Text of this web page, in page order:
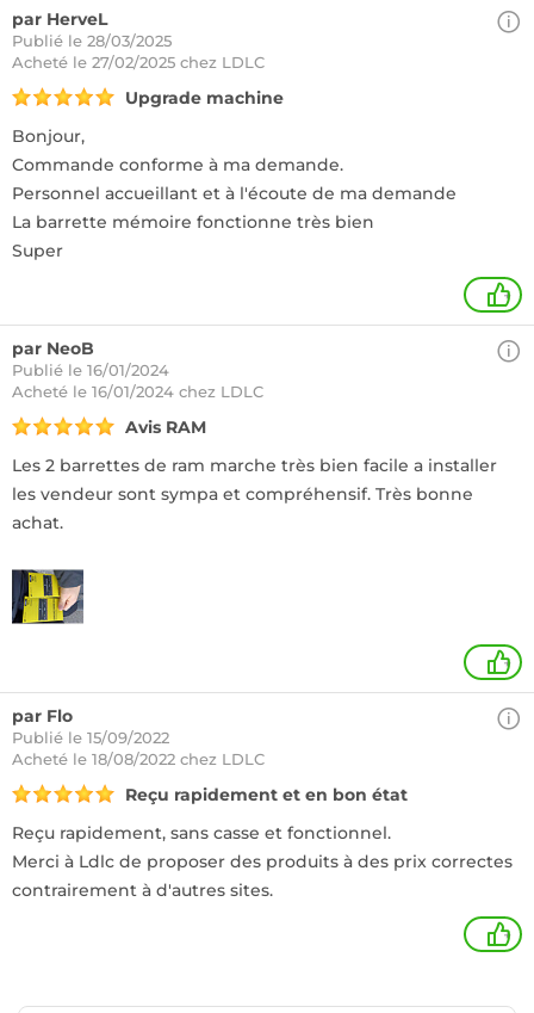
par HerveL
Publié le 28/03/2025
Acheté le 27/02/2025 chez LDLC
Upgrade machine
Bonjour,
Commande conforme à ma demande.
Personnel accueillant et à l'écoute de ma demande
La barrette mémoire fonctionne très bien
Super
+
par NeoB
Publié le 16/01/2024
Acheté le 16/01/2024 chez LDLC
Avis RAM
Les 2 barrettes de ram marche très bien facile a installer
les vendeur sont sympa et compréhensif. Très bonne
achat.
+
par Flo
Publié le 15/09/2022
Acheté le 18/08/2022 chez LDLC
Reçu rapidement et en bon état
Reçu rapidement, sans casse et fonctionnel.
Merci à Ldlc de proposer des produits à des prix correctes
contrairement à d'autres sites.
+